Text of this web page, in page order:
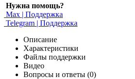
Нужна помощь?
Max | Поддержка
Telegram | Поддержка
Описание
Характеристики
Файлы поддержки
Видео
Вопросы и ответы (0)